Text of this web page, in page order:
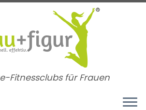
Fitnessclubs für Frauen